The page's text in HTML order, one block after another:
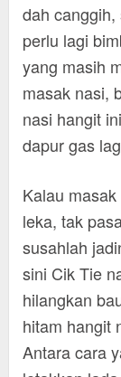
dah canggih,
perlu lagi
yang masih
masak nasi,
nasi hangit
dapur gas
Kalau
leka, tak
susahlah
sini Cik Tie
hilangkan
hitam hangit
Antara cara